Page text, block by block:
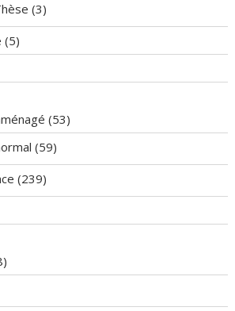
(3)
(5)
(53)
(59)
(239)